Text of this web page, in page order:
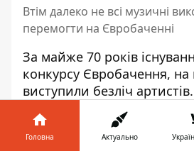
Втім далеко не всі музичні
перемогти на Євробаченні
За майже 70 років
конкурсу Євробачення, на
виступили безліч
поп, рок, хіп-хоп, реп,
фольк – в етері звучали
стилі. За три хвилини
Головна Актуально